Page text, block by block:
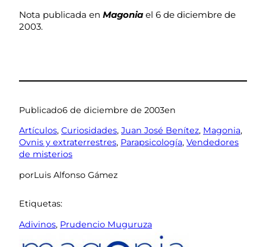
Nota publicada en Magonia el 6 de diciembre de
2003.
Publicado6 de diciembre de 2003en
Artículos, Curiosidades, Juan José Benítez, Magonia
Ovnis y extraterrestres, Parapsicología, Vendedores
de misterios
porLuis Alfonso Gámez
Etiquetas:
Adivinos, Prudencio Muguruza